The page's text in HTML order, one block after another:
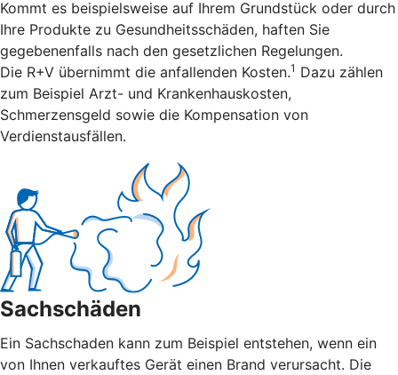
Kommt es beispielsweise auf Ihrem Grundstück oder durch
Ihre Produkte zu Gesundheitsschäden, haften Sie
gegebenenfalls nach den gesetzlichen Regelungen.
Die R+V übernimmt die anfallenden Kosten.1 Dazu zählen
zum Beispiel Arzt- und Krankenhauskosten,
Schmerzensgeld sowie die Kompensation von
Verdienstausfällen.
Sachschäden
Ein Sachschaden kann zum Beispiel entstehen, wenn ein
von Ihnen verkauftes Gerät einen Brand verursacht. Die